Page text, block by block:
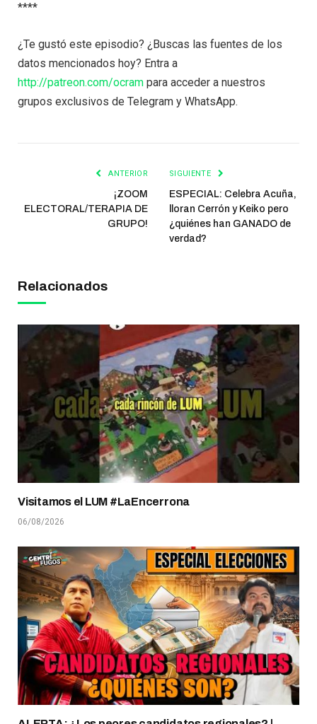
****
¿Te gustó este episodio? ¿Buscas las fuentes de los
datos mencionados hoy? Entra a
http://patreon.com/ocram para acceder a nuestros
grupos exclusivos de Telegram y WhatsApp.
ANTERIOR
¡ZOOM
ELECTORAL/TERAPIA DE
GRUPO!
SIGUIENTE
ESPECIAL: Celebra Acuña,
lloran Cerrón y Keiko pero
¿quiénes han GANADO de
verdad?
Relacionados
Visitamos el LUM #LaEncerrona
06/08/2026